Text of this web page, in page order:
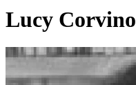
Lucy Corvino